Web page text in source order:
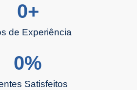
de Experiência
0+
Satisfeitos
0%